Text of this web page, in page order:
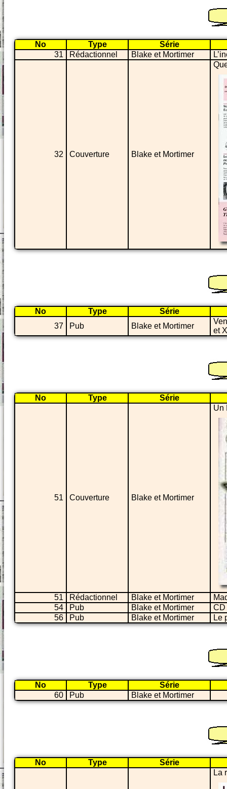
No Type
Série
31
Rédactionnel Blake et Mortimer
32 Couverture Blake et Mortimer
No Type
Série
37
Pub Blake et Mortimer
et
No Type Série
51 Couverture Blake et Mortimer
Un
51 Rédactionnel Blake et Mortimer
54
Pub Blake et Mortimer
CD
56
Pub Blake et Mortimer Le
No Type
Série
60
Pub Blake et Mortimer
No Type
Série
La